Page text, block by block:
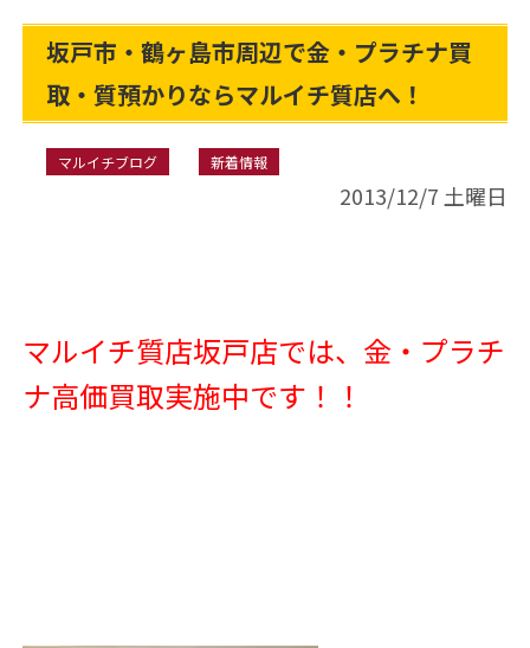
坂戸市・鶴ヶ島市周辺で金・プラチナ買
取・質預かりならマルイチ質店へ！
マルイチブログ 新着情報
2013/12/7 土曜日
マルイチ質店坂戸店では、金・プラチ
ナ高価買取実施中です！！